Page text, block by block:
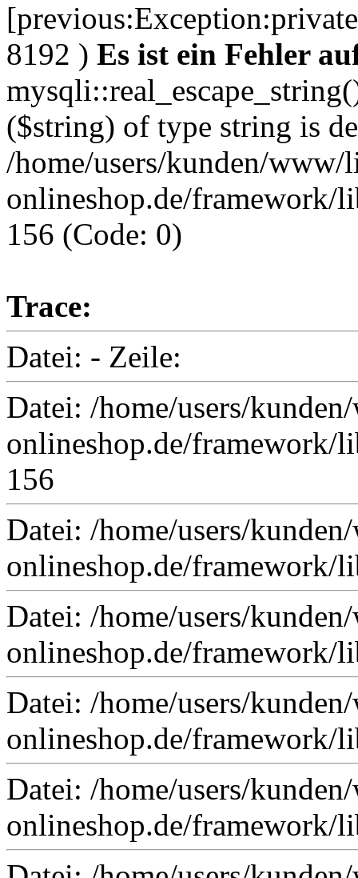
8192 ) Es ist ein Fehler
($string) of type string is
/home/users/kunden/www/
onlineshop.de/framework/
156 (Code: 0)
Trace:
Datei: - Zeile:
Datei: /home/users/
onlineshop.de/framework/
156
Datei: /home/users/
onlineshop.de/framework/
Datei: /home/users/
onlineshop.de/framework/
Datei: /home/users/
onlineshop.de/framework/
Datei: /home/users/
onlineshop.de/framework/